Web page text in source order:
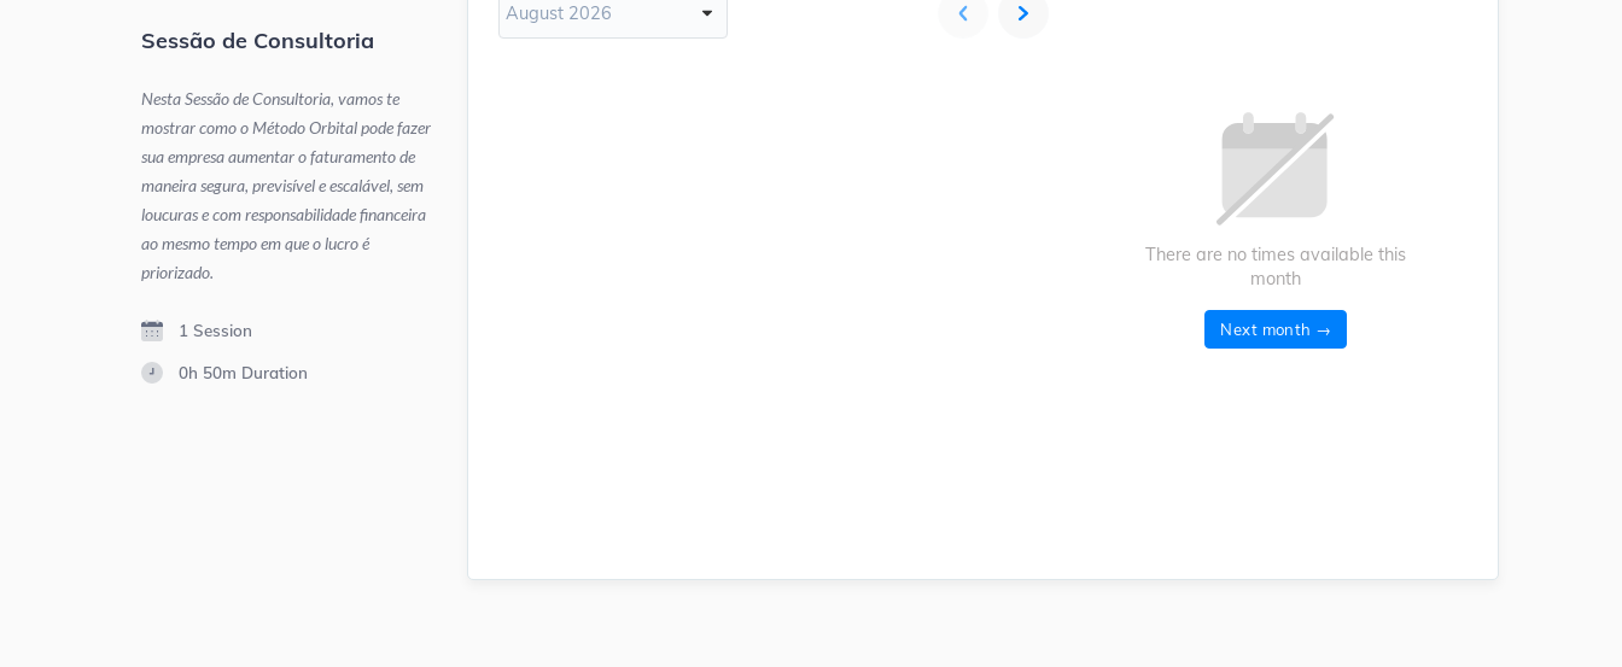
Sessão de Consultoria
Nesta Sessão de Consultoria, vamos te
mostrar como o Método Orbital pode fazer
sua empresa aumentar o faturamento de
maneira segura, previsível e escalável, sem
loucuras e com responsabilidade financeira
ao mesmo tempo em que o lucro é
priorizado.
1 Session
0h 50m Duration
August 2026
There are no times available this
month
Next month →